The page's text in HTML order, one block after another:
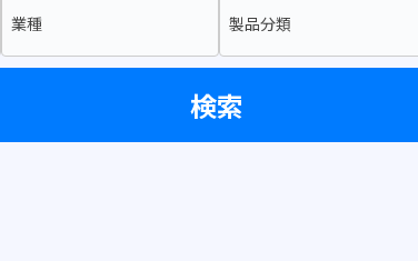
業種 製品分類
検索